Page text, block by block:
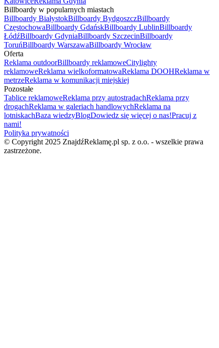
Billboardy w popularnych miastach
Billboardy BiałystokBillboardy BydgoszczBillboardy
CzęstochowaBillboardy GdańskBillboardy LublinBillboardy
ŁódźBillboardy GdyniaBillboardy SzczecinBillboardy
ToruńBillboardy WarszawaBillboardy Wrocław
Oferta
Reklama outdoorBillboardy reklamoweCitylighty
reklamoweReklama wielkoformatowaReklama DOOHReklama w
metrzeReklama w komunikacji miejskiej
Pozostałe
Tablice reklamoweReklama przy autostradachReklama przy
drogachReklama w galeriach handlowychReklama na
lotniskachBaza wiedzyBlogDowiedz się więcej o nas!Pracuj z
nami!
Polityka prywatności
© Copyright 2025 ZnajdźReklamę.pl sp. z o.o. - wszelkie prawa
zastrzeżone.